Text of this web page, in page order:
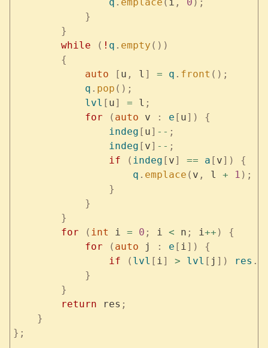
            }
        }
        while
( ! q . empty ())
        {
            auto
[ u , l ] = q . front ();
            q
. pop ();
            lvl
[ u] = l ;
            for
( auto v : e [ u])
{
                indeg
[ u] -- ;
                indeg
[ v] -- ;
                if
( indeg [ v] == a [ v])
{
                    q
. emplace ( v , l + 1 );
                }
            }
        }
        for
( int i = 0 ; i < n ; i++ )
{
            for
( auto j : e [ i])
{
                if
( lvl [ i] > lvl [ j ]) res .
            }
        }
        return
res ;
    }
};